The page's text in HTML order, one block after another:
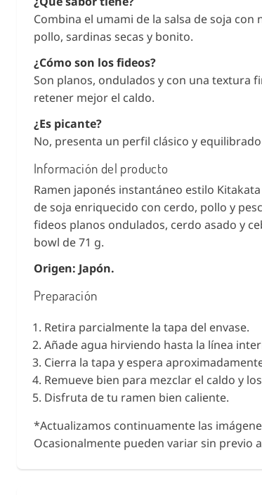
Combina el umami de la salsa de soja con
pollo, sardinas secas y bonito.
¿Cómo son los fideos?
Son planos, ondulados y con una textura
retener mejor el caldo.
¿Es picante?
No, presenta un perfil clásico y
Información del producto
Ramen japonés instantáneo estilo
de soja enriquecido con cerdo, pollo y
fideos planos ondulados, cerdo asado y
bowl de 71 g.
Origen: Japón.
Preparación
Retira parcialmente la tapa del envase.
Añade agua hirviendo hasta la línea
Cierra la tapa y espera
Remueve bien para mezclar el caldo y
Disfruta de tu ramen bien caliente.
*Actualizamos continuamente las
Ocasionalmente pueden variar sin previo